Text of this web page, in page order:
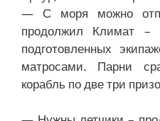
— С моря можно
продолжил Климат –
подготовленных
матросами. Парни
корабль по две три